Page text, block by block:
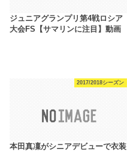
ジュニアグランプリ第4戦ロシア
大会FS【サマリンに注目】動画
2017/2018シーズン
本田真凜がシニアデビューで衣装